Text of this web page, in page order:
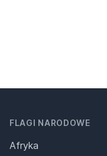
FLAGI NARODOWE
Afryka